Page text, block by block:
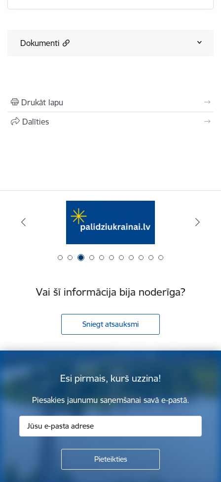
Dokumenti
Drukāt lapu
Dalīties
Vai šī informācija bija noderīga?
Sniegt atsauksmi
Esi pirmais, kurš uzzina!
Piesakies jaunumu saņemšanai savā e-pastā.